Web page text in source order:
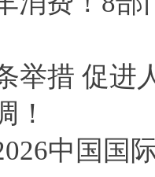
举措 促进
！
中国国